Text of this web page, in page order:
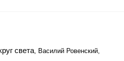
света, Василий Ровенский,